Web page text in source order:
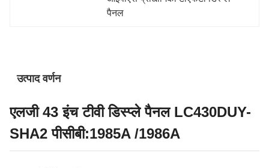
पैनल
उत्पाद वर्णन
एलजी 43 इंच टीवी डिस्प्ले पैनल LC430DUY-
SHA2 पीसीबी:1985A /1986A